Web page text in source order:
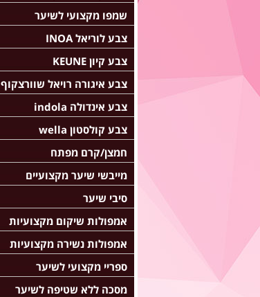
שמפו מקצועי לשיער
צבע לוריאל INOA
צבע קיון KEUNE
צבע איגורה רויאל שוורצקוף
צבע אינדולה indola
צבע קולסטון wella
חמצן/קרם מפתח
מייבשי שיער מקצועיים
סיבי שיער
אמפולות שיקום מקצועיות
אמפולות נשירה מקצועיות
ספריי מקצועי לשיער
מסכה ללא שטיפה לשיער